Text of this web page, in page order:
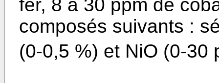
fer, 8 à 30 ppm de
composés suivants :
(0-0,5 %) et NiO (0-30